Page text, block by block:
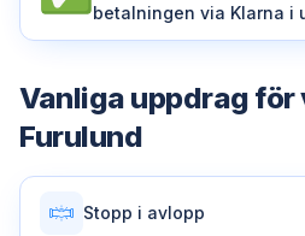
betalningen via Klarna i
Vanliga uppdrag för
Furulund
Stopp i avlopp